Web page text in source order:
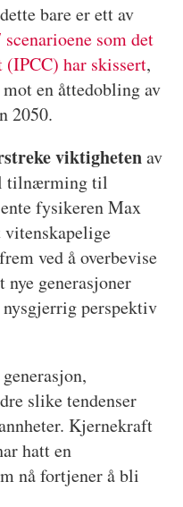
bare er ett av
som det
har skissert,
en åttedobling av
2050.
viktighetenav
tilnærming til
fysikeren Max
vitenskapelige
ved å overbevise
generasjoner
perspektiv
slike tendenser
Kjernekraft
hatt en
nå fortjener å bli